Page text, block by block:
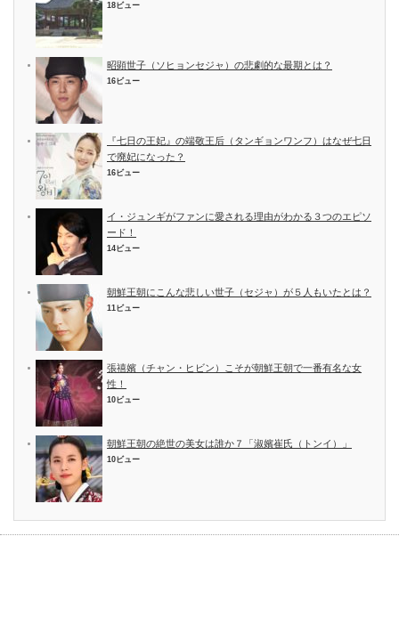
18ビュー
昭顕世子（ソヒョンセジャ）の悲劇的な最期とは？
16ビュー
『七日の王妃』の端敬王后（タンギョンワンフ）はなぜ七日
で廃妃になった？
16ビュー
イ・ジュンギがファンに愛される理由がわかる３つのエピソ
ード！
14ビュー
朝鮮王朝にこんな悲しい世子（セジャ）が５人もいたとは？
11ビュー
張禧嬪（チャン・ヒビン）こそが朝鮮王朝で一番有名な女
性！
10ビュー
朝鮮王朝の絶世の美女は誰か７「淑嬪崔氏（トンイ）」
10ビュー